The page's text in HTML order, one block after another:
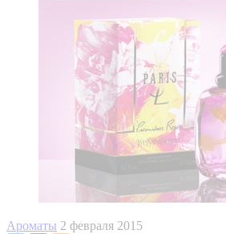
Ароматы 2 февраля 2015